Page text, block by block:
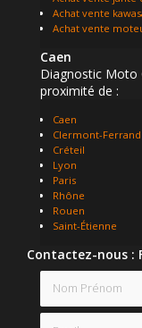
Achat vente
Achat vente
Caen
Diagnostic Moto
proximité de :
Caen
Clermont-Ferrand
Créteil
Lyon
Paris
Rhône
Rouen
Saint-Étienne
Contactez-nous :
Nom Prénom
Email